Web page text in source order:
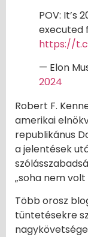
POV: It’s
executed
https://
— Elon
2024
Robert F.
amerikai
republikánus
a jelentések
„soha nem
Több orosz
tüntetésekre